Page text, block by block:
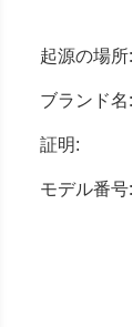
起源の場所:
ブランド名:
証明:
モデル番号: